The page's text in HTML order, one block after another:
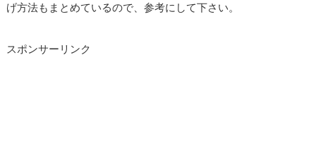
げ方法もまとめているので、参考にして下さい。
スポンサーリンク